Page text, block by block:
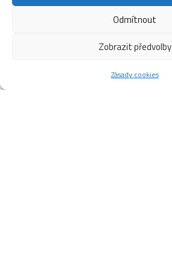
Odmítnout
Zobrazit předvolby
Zásady cookies